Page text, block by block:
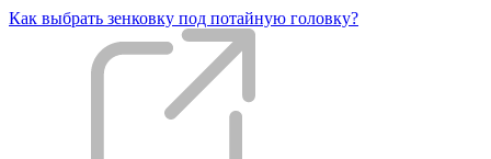
Как выбрать зенковку под потайную головку?